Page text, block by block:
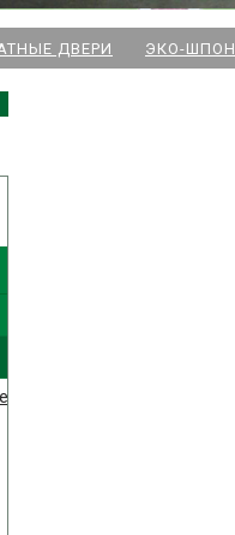
ДВЕРИ ЭКО-ШПОН